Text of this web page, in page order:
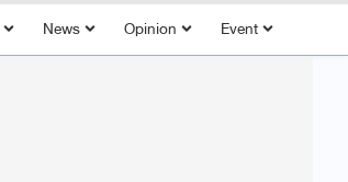
News Opinion Event